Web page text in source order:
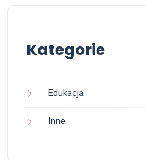
Kategorie
Edukacja
Inne